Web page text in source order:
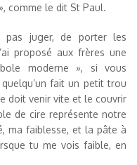
comme le dit St Paul.
pas juger, de porter les
proposé aux frères une
moderne », si vous
fait un petit trou
doit venir vite et le couvrir
de cire représente notre
ma faiblesse, et la pâte à
tu me vois faible, en